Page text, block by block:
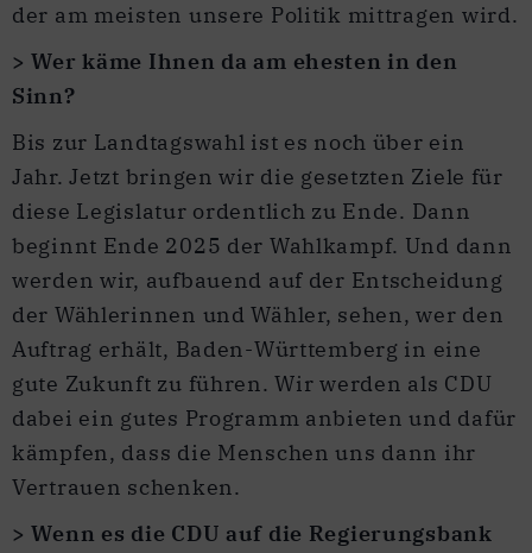
der am meisten unsere Politik mittragen wird.
> Wer käme Ihnen da am ehesten in den
Sinn?
Bis zur Landtagswahl ist es noch über ein
Jahr. Jetzt bringen wir die gesetzten Ziele für
diese Legislatur ordentlich zu Ende. Dann
beginnt Ende 2025 der Wahlkampf. Und dann
werden wir, aufbauend auf der Entscheidung
der Wählerinnen und Wähler, sehen, wer den
Auftrag erhält, Baden-Württemberg in eine
gute Zukunft zu führen. Wir werden als CDU
dabei ein gutes Programm anbieten und dafür
kämpfen, dass die Menschen uns dann ihr
Vertrauen schenken.
> Wenn es die CDU auf die Regierungsbank